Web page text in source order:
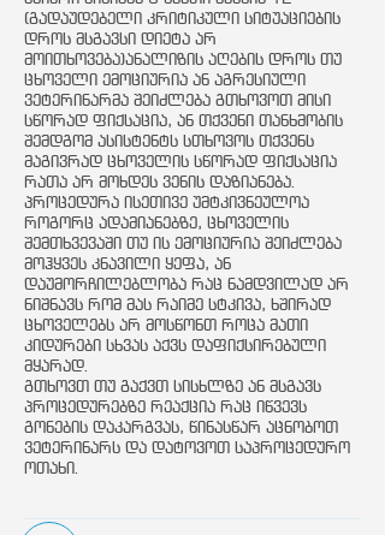
(გადაუდებელი კრიტიკული სიტუაციების
დროს მსგავსი დიეტა არ
მოითხოვება)ანალიზის აღების დროს თუ
ცხოველი ემოციურია ან აგრესიული
ვეტერინარმა შეიძლება გთხოვოთ მისი
სწორად ფიქსაცია, ან თქვენი თანხმობის
შემდგომ ასისტენტს სთხოვოს თქვენს
მაგივრად ცხოველის სწორად ფიქსაცია
რათა არ მოხდეს ვენის დაზიანება.
პროცედურა ისეთივე უმტკივნეულოა
როგორც ადამიანებზე, ცხოველის
შემთხვევაში თუ ის ემოციურია შეიძლება
მოჰყვეს კნავილი ყეფა, ან
დაუმორჩილებლობა რაც ნამდვილად არ
ნიშნავს რომ მას რაიმე სტკივა, ხშირად
ცხოველებს არ მოსწონთ როცა მათი
კიდურები სხვას აქვს დაფიქსირებული
მყარად.
გთხოვთ თუ გაქვთ სისხლზე ან მსგავს
პროცედურებზე რეაქცია რაც იწვევს
გონების დაკარგვას, წინასწარ აცნობოთ
ვეტერინარს და დატოვოთ საპროცედურო